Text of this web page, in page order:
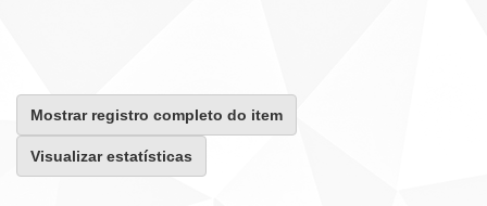
Mostrar registro completo do item
Visualizar estatísticas